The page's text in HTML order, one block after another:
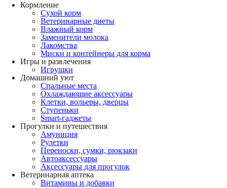
Кормление
Сухой корм
Ветеринарные диеты
Влажный корм
Заменители молока
Лакомства
Миски и контейнеры для корма
Игры и развлечения
Игрушки
Домашний уют
Спальные места
Охлаждающие аксессуары
Клетки, вольеры, дверцы
Ступеньки
Smart-гаджеты
Прогулки и путешествия
Амуниция
Рулетки
Переноски, сумки, рюкзаки
Автоаксессуары
Аксессуары для прогулок
Ветеринарная аптека
Витамины и добавки